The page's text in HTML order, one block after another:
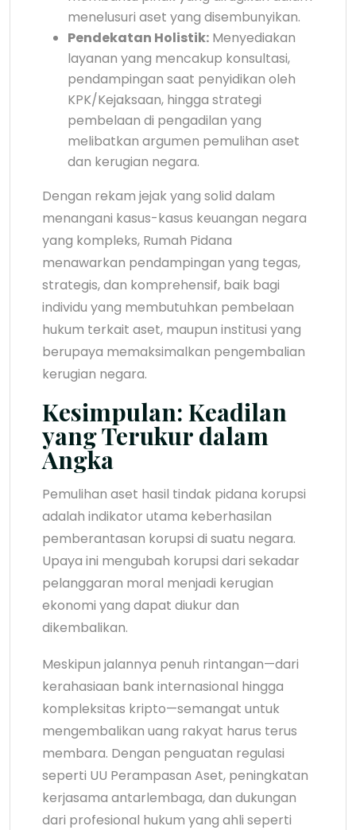
menelusuri aset yang disembunyikan.
Pendekatan Holistik: Menyediakan
layanan yang mencakup konsultasi,
pendampingan saat penyidikan oleh
KPK/Kejaksaan, hingga strategi
pembelaan di pengadilan yang
melibatkan argumen pemulihan aset
dan kerugian negara.
Dengan rekam jejak yang solid dalam
menangani kasus-kasus keuangan negara
yang kompleks, Rumah Pidana
menawarkan pendampingan yang tegas,
strategis, dan komprehensif, baik bagi
individu yang membutuhkan pembelaan
hukum terkait aset, maupun institusi yang
berupaya memaksimalkan pengembalian
kerugian negara.
Kesimpulan: Keadilan
yang Terukur dalam
Angka
Pemulihan aset hasil tindak pidana korupsi
adalah indikator utama keberhasilan
pemberantasan korupsi di suatu negara.
Upaya ini mengubah korupsi dari sekadar
pelanggaran moral menjadi kerugian
ekonomi yang dapat diukur dan
dikembalikan.
Meskipun jalannya penuh rintangan—dari
kerahasiaan bank internasional hingga
kompleksitas kripto—semangat untuk
mengembalikan uang rakyat harus terus
membara. Dengan penguatan regulasi
seperti UU Perampasan Aset, peningkatan
kerjasama antarlembaga, dan dukungan
dari profesional hukum yang ahli seperti